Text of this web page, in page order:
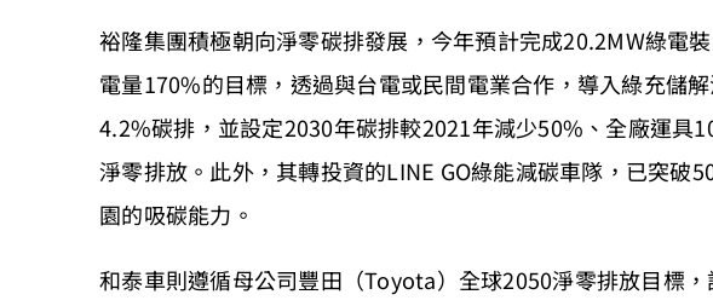
裕隆集團積極朝向淨零碳排發展，今年預計完成20.2MW綠電
電量170%的目標，透過與台電或民間電業合作，導入綠充儲
4.2%碳排，並設定2030年碳排較2021年減少50%、全廠運具
淨零排放。此外，其轉投資的LINE GO綠能減碳車隊，已突破
園的吸碳能力。
和泰車則遵循母公司豐田（Toyota）全球2050淨零排放目標